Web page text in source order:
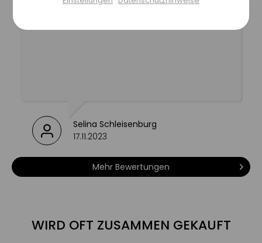
schützt vor dem Austrocknen & negativen
beruhigt Symptome bei
Unverträglichkeiten
Lässt sich einfach auftragen und tut so, so
Selina Schleisenburg
17.11.2023
Mehr Bewertungen
WIRD OFT ZUSAMMEN GEKAUFT
Einstellungen speichern